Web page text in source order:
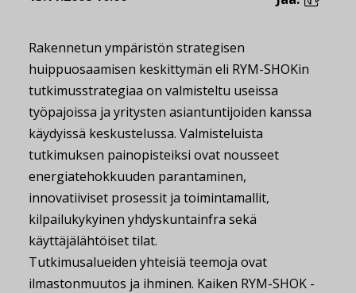
Rakennetun ympäristön strategisen
huippuosaamisen keskittymän eli RYM-SHOKin
tutkimusstrategiaa on valmisteltu useissa
työpajoissa ja yritysten asiantuntijoiden kanssa
käydyissä keskustelussa. Valmisteluista
tutkimuksen painopisteiksi ovat nousseet
energiatehokkuuden parantaminen,
innovatiiviset prosessit ja toimintamallit,
kilpailukykyinen yhdyskuntainfra sekä
käyttäjälähtöiset tilat.
Tutkimusalueiden yhteisiä teemoja ovat
ilmastonmuutos ja ihminen. Kaiken RYM-SHOK -